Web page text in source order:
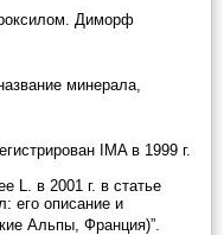
Диморф
минерала,
IMA в 1999 г.
L. в 2001 г. в статье
его описание и
Альпы, Франция)”.